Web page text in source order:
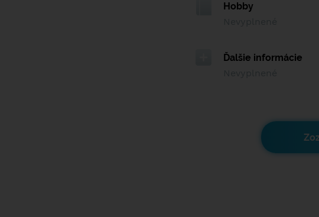
Hobby
Ďalšie informácie